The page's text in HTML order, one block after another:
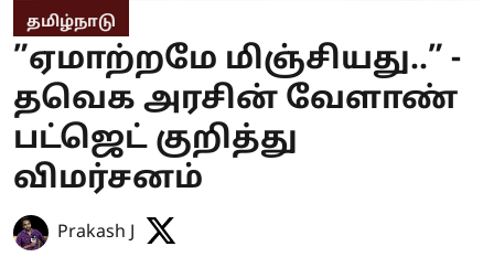
தமிழ்நாடு
”ஏமாற்றமே மிஞ்சியது..” -
தவெக அரசின் வேளாண்
பட்ஜெட் குறித்து
விமர்சனம்
Prakash J